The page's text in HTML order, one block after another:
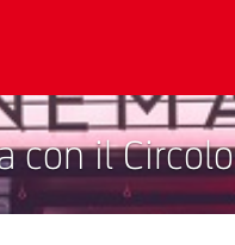
con il Circolo